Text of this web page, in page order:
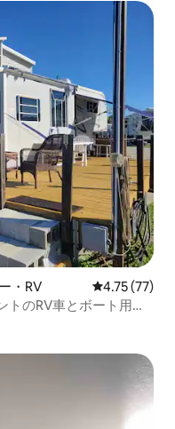
・RV レビュー77
4.75 (77)
トのRV車とボート用ス